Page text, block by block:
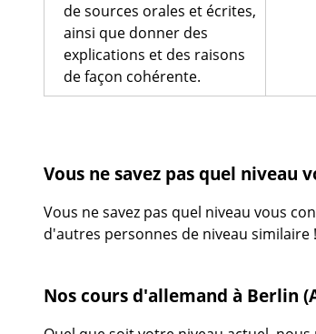
de sources orales et écrites,
ainsi que donner des
explications et des raisons
de façon cohérente.
Vous ne savez pas quel
Vous ne savez pas quel niveau vous
d'autres personnes de niveau similaire !
Nos cours d'allemand à Berlin